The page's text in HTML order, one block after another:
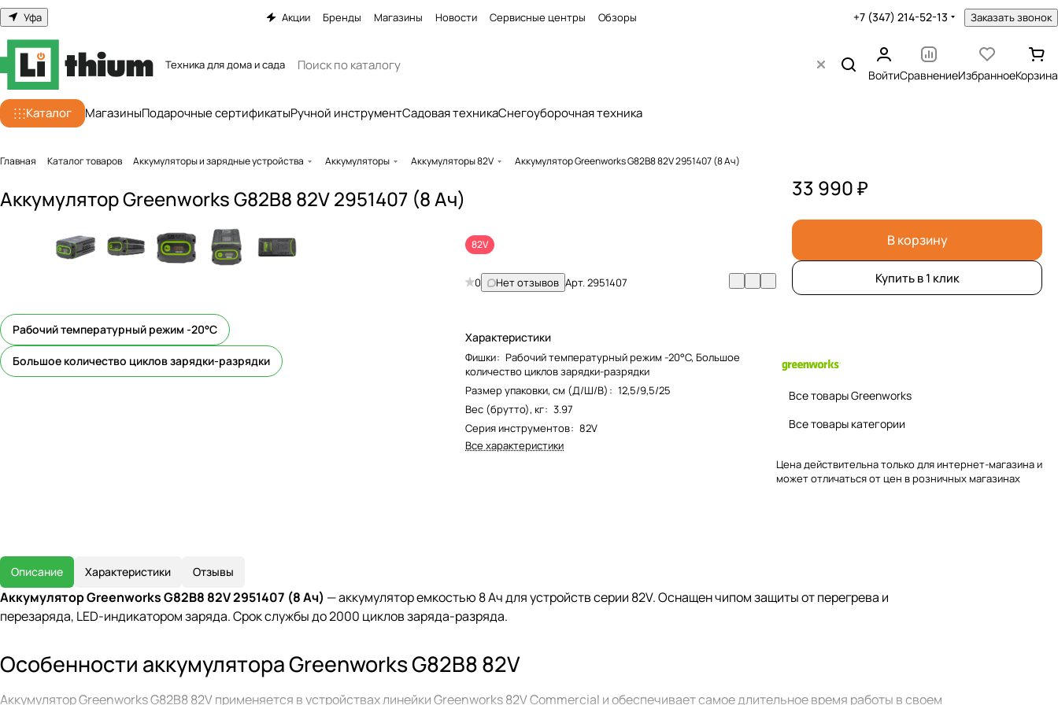
Уфа Акции Бренды Магазины Новости Сервисные центры Обзоры +7 (347) 214-52-13 Заказать звонок
Техника для дома и сада
ВойтиСравнениеИзбранноеКорзина
Каталог МагазиныПодарочные сертификатыРучной инструментСадовая техникаСнегоуборочная техника
Главная Каталог товаров Аккумуляторы и зарядные устройства Аккумуляторы Аккумуляторы 82V Аккумулятор Greenworks G82B8 82V 2951407 (8 Ач)
Аккумулятор Greenworks G82B8 82V 2951407 (8 Ач)
Рабочий температурный режим -20°С
Большое количество циклов зарядки-разрядки
82V
0 Нет отзывов Арт.2951407
Характеристики
Фишки: Рабочий температурный режим -20°С, Большое
количество циклов зарядки-разрядки
Размер упаковки, см (Д/Ш/В) : 12,5/9,5/25
Вес (брутто), кг: 3.97
Серия инструментов: 82V
Все характеристики
33 990 ₽
В корзину
Купить в 1 клик
Все товары Greenworks
Все товары категории
Цена действительна только для интернет-магазина и
может отличаться от цен в розничных магазинах
Описание Характеристики Отзывы
Аккумулятор Greenworks G82B8 82V 2951407 (8 Ач) — аккумулятор емкостью 8 Ач для устройств серии 82V. Оснащен чипом защиты от перегрева и
перезаряда, LED-индикатором заряда. Срок службы до 2000 циклов заряда-разряда.
Особенности аккумулятора Greenworks G82B8 82V
Аккумулятор Greenworks G82B8 82V применяется в устройствах линейки Greenworks 82V Commercial и обеспечивает самое длительное время работы в своем